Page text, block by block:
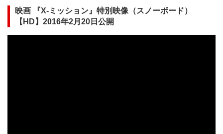
映画 『X-ミッション』特別映像（スノーボード）
【HD】2016年2月20日公開